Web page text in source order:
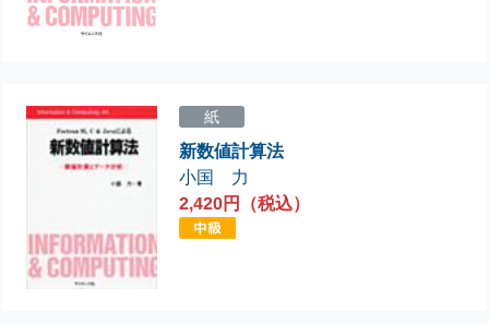
紙
新数値計算法
小国 力
2,420円（税込）